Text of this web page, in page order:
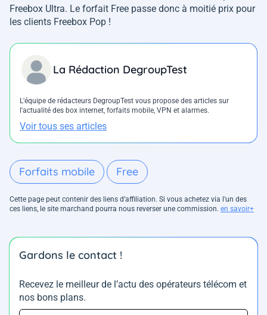
Freebox Ultra. Le forfait Free passe donc à moitié prix pour
les clients Freebox Pop !
La Rédaction DegroupTest
L'équipe de rédacteurs DegroupTest vous propose des articles sur
l'actualité des box internet, forfaits mobile, VPN et alarmes.
Voir tous ses articles
Forfaits mobile Free
Cette page peut contenir des liens d’affiliation. Si vous achetez via l'un des
ces liens, le site marchand pourra nous reverser une commission. en savoir+
Gardons le contact !
Recevez le meilleur de l’actu des opérateurs télécom et
nos bons plans.